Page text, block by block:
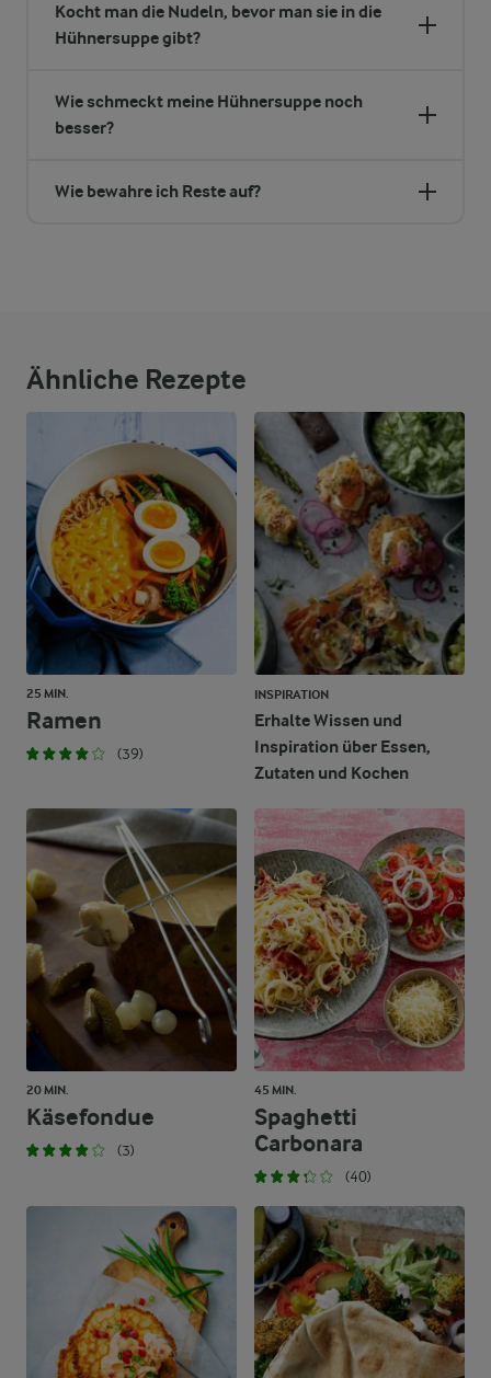
Kocht man die Nudeln, bevor man sie in die
Hühnersuppe gibt?
Wie schmeckt meine Hühnersuppe noch
besser?
Wie bewahre ich Reste auf?
Ähnliche Rezepte
25 MIN.
Ramen
(39)
INSPIRATION
Erhalte Wissen und
Inspiration über Essen,
Zutaten und Kochen
20 MIN.
Käsefondue
(3)
45 MIN.
Spaghetti
Carbonara
(40)